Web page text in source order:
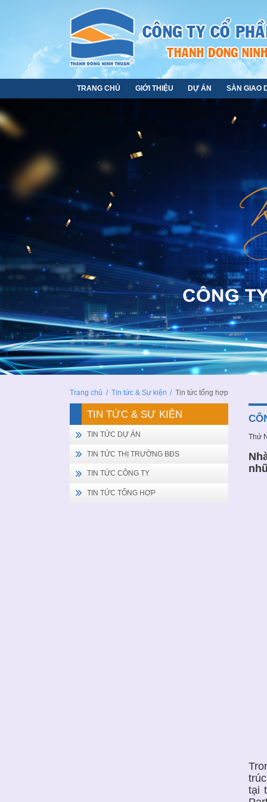
TRANG CHỦ GIỚI THIỆU DỰ ÁN SÀN GIAO
Trang chủ / Tin tức & Sự kiện / Tin tức tổng hợp
Thứ
tại
TIN TỨC & SỰ KIỆN
TIN TỨC DỰ ÁN
TIN TỨC THỊ TRƯỜNG BĐS
TIN TỨC CÔNG TY
TIN TỨC TỔNG HỢP